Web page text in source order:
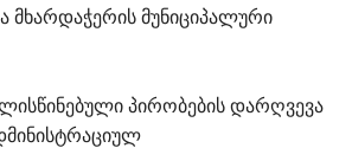
მხარდაჭერის მუნიციპალური
პირობების დარღვევა